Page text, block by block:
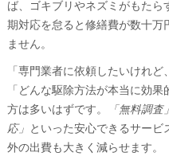
ば、ゴキブリやネズミがもた
期対応を怠ると修繕費が数十万
ません。
「専門業者に依頼したいけれ
「どんな駆除方法が本当に効
方は多いはずです。
「無料調
応」 といった安心できるサー
外の出費も大きく減らせます。